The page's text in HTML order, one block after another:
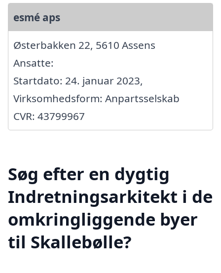
esmé aps
Østerbakken 22, 5610 Assens
Ansatte:
Startdato: 24. januar 2023,
Virksomhedsform: Anpartsselskab
CVR: 43799967
Søg efter en dygtig
Indretningsarkitekt i de
omkringliggende byer
til Skallebølle?